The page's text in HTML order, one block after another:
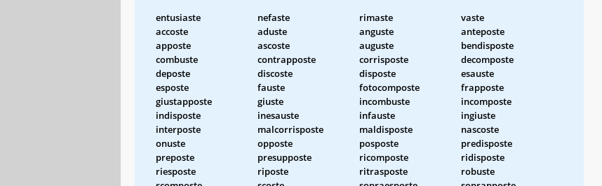
entusiaste nefaste rimaste
vaste
accoste
aduste anguste
anteposte
apposte
ascoste auguste
bendisposte
combuste
contrapposte corrisposte
decomposte
deposte
discoste disposte
esauste
esposte
fauste fotocomposte
frapposte
giustapposte
giuste incombuste
incomposte
indisposte
inesauste infauste
ingiuste
interposte
malcorrisposte maldisposte
nascoste
onuste
opposte posposte
predisposte
preposte
presupposte ricomposte
ridisposte
riesposte
riposte ritrasposte
robuste